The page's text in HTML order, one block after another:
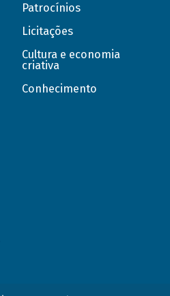
Patrocínios
Licitações
Cultura e economia
criativa
Conhecimento